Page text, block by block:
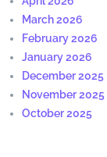
March 2026
February 2026
January 2026
December 2025
November 2025
October 2025